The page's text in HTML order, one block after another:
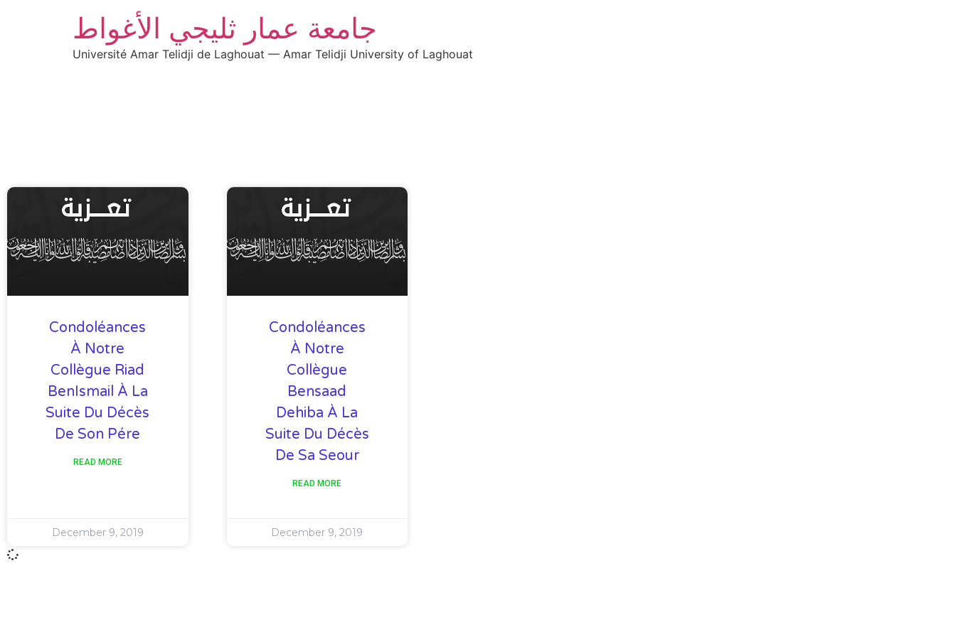
جامعة عمار ثليجي الأغواط
Université Amar Telidji de Laghouat — Amar Telidji University of Laghouat
Condoléances
À Notre
Collègue Riad
BenIsmail À La
Suite Du Décès
De Son Pére
READ MORE
December 9, 2019
Condoléances
À Notre
Collègue
Bensaad
Dehiba À La
Suite Du Décès
De Sa Seour
READ MORE
December 9, 2019